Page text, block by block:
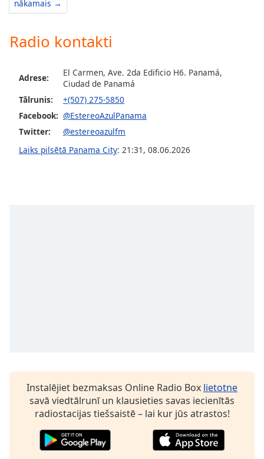
Opacity
Caption
Background
Opacity
Font
End
window.
nākamais →
Radio kontakti
Adrese:
El Carmen, Ave. 2da Edificio H6. Panamá,
Ciudad de Panamá
Tālrunis:
+(507) 275-5850
Facebook: @EstereoAzulPanama
Twitter:
@estereoazulfm
Laiks pilsētā Panama City: 21:31 , 08.06.2026
Instalējiet bezmaksas Online Radio Box lietotne
savā viedtālrunī un klausieties savas iecienītās
radiostacijas tiešsaistē – lai kur jūs atrastos!